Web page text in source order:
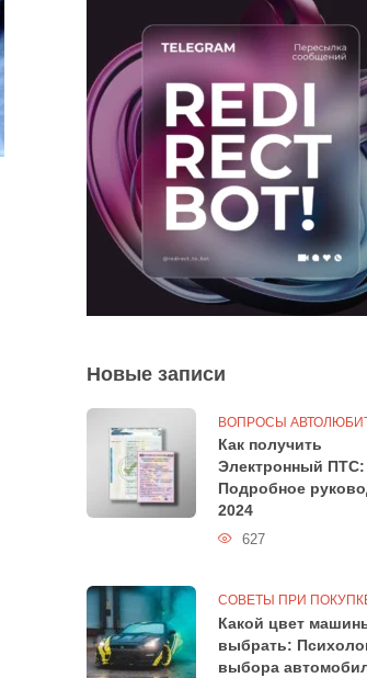
Новые записи
ВОПРОСЫ
Как получить
Электронный ПТС:
Подробное
2024
627
СОВЕТЫ ПРИ
Какой цвет
выбрать:
выбора